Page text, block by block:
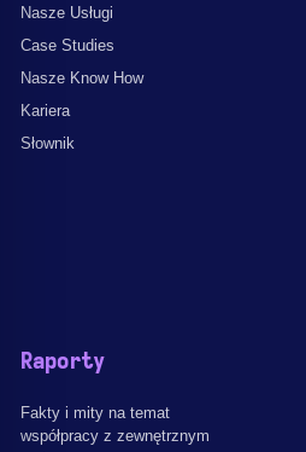
Nasze Usługi
Case Studies
Nasze Know How
Kariera
Słownik
Raporty
Fakty i mity na temat
współpracy z zewnętrznym